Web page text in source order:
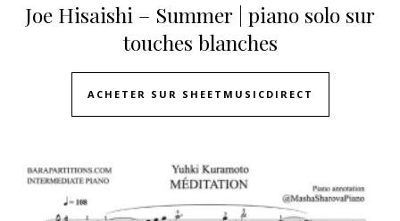
Joe Hisaishi – Summer | piano solo sur
touches blanches
ACHETER SUR SHEETMUSICDIRECT